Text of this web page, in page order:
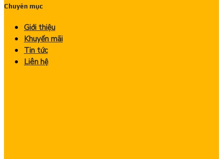
Chuyên mục
Giới thiệu
Khuyến mãi
Tin tức
Liên hệ